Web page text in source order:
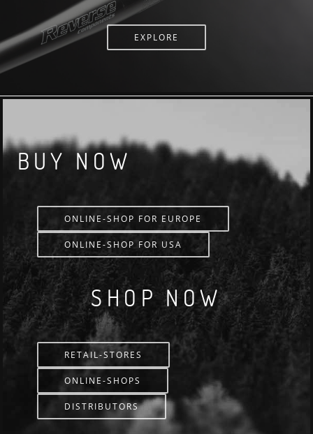
EXPLORE
BUY NOW
ONLINE-SHOP FOR EUROPE
ONLINE-SHOP FOR USA
SHOP NOW
RETAIL-STORES
ONLINE-SHOPS
DISTRIBUTORS